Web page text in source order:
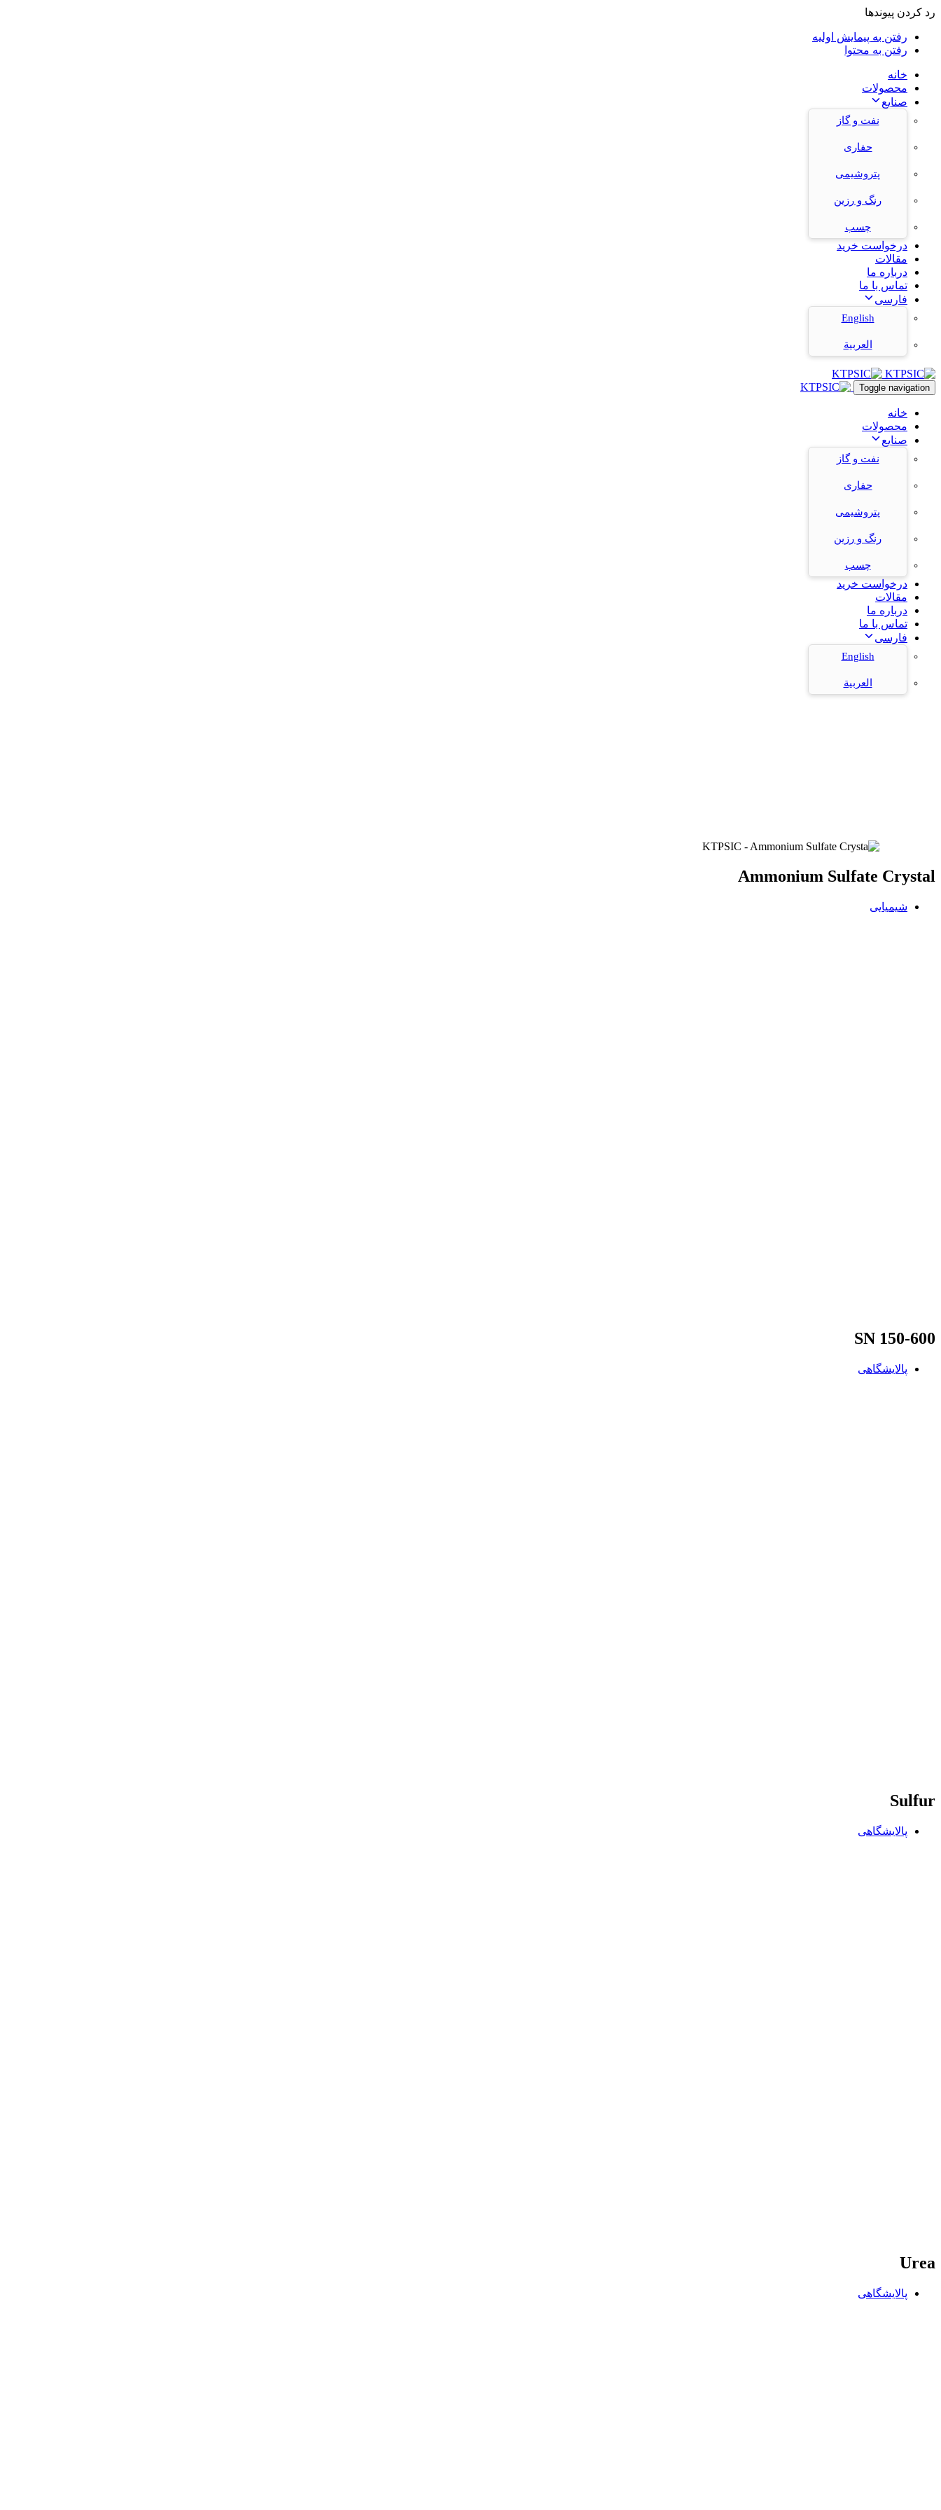
رد کردن پیوندها
رفتن به پیمایش اولیه
رفتن به محتوا
خانه
محصولات
صنایع
نفت و گاز
حفاری
پتروشیمی
رنگ و رزین
چسب
درخواست خرید
مقالات
درباره ما
تماس با ما
فارسی
English
العربية
Toggle navigation
خانه
محصولات
صنایع
نفت و گاز
حفاری
پتروشیمی
رنگ و رزین
چسب
درخواست خرید
مقالات
درباره ما
تماس با ما
فارسی
English
العربية
Ammonium Sulfate Crystal
شیمیایی
SN 150-600
پالایشگاهی
Sulfur
پالایشگاهی
Urea
پالایشگاهی